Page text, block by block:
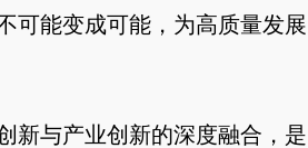
可能变成可能，为高质量发展
与产业创新的深度融合，是